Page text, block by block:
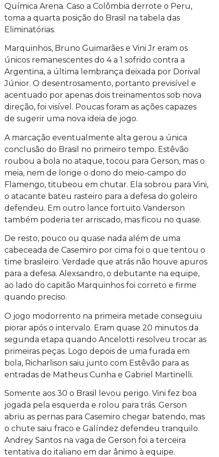
Química Arena. Caso a Colômbia derrote o Peru,
toma a quarta posição do Brasil na tabela das
Eliminatórias.
Marquinhos, Bruno Guimarães e Vini Jr eram os
únicos remanescentes do 4 a 1 sofrido contra a
Argentina, a última lembrança deixada por Dorival
Júnior. O desentrosamento, portanto previsível e
acentuado por apenas dois treinamentos sob nova
direção, foi visível. Poucas foram as ações capazes
de sugerir uma nova ideia de jogo.
A marcação eventualmente alta gerou a única
conclusão do Brasil no primeiro tempo. Estêvão
roubou a bola no ataque, tocou para Gerson, mas o
meia, nem de longe o dono do meio-campo do
Flamengo, titubeou em chutar. Ela sobrou para Vini,
o atacante bateu rasteiro para a defesa do goleiro
defendeu. Em outro lance fortuito Vanderson
também poderia ter arriscado, mas ficou no quase.
De resto, pouco ou quase nada além de uma
cabeceada de Casemiro por cima foi o que tentou o
time brasileiro. Verdade que atrás não houve apuros
para a defesa. Alexsandro, o debutante na equipe,
ao lado do capitão Marquinhos foi correto e firme
quando preciso.
O jogo modorrento na primeira metade conseguiu
piorar após o intervalo. Eram quase 20 minutos da
segunda etapa quando Ancelotti resolveu trocar as
primeiras peças. Logo depois de uma furada em
bola, Richarlison saiu junto com Estêvão para as
entradas de Matheus Cunha e Gabriel Martinelli.
Somente aos 30 o Brasil levou perigo. Vini fez boa
jogada pela esquerda e rolou para trás. Gerson
abriu as pernas para Casemiro chegar batendo, mas
o chute saiu fraco e Galíndez defendeu tranquilo.
Andrey Santos na vaga de Gerson foi a terceira
tentativa do italiano em dar ânimo à equipe.